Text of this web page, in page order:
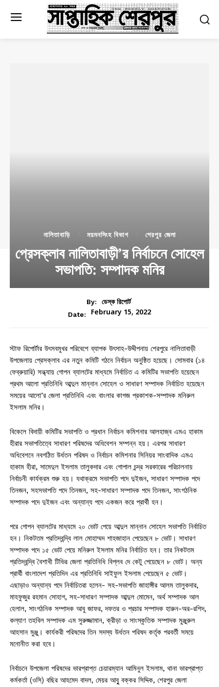
নালিতাবাড়ি ময়মনসিংহ বিভাগ শেরপুর জেলা
প্রেসক্লাব নালিতাবাড়ী’র নির্বাচনে সোহেল
সভাপতি: সম্পাদক মনির
By:
ডেস্ক রিপোর্ট
Date:
February 15, 2022
স্টাফ রিপোর্টার উৎসবমুখর পরিবেশে ব্যাপক উৎসাহ-উদ্দীপনায় শেরপুরে নালিতাবাড়ী
উপজেলায় প্রেসক্লাব এর নতুন কমিটি গঠনে নির্বাচন অনুষ্ঠিত হয়েছে। সোমবার (১৪
ফেব্রুয়ারি) সন্ধ্যায় গোপন ব্যালটের মাধ্যমে নির্বাচিত এ কমিটির সভাপতি হয়েছেন
প্রথম আলো প্রতিনিধি আব্দুল মান্নান সোহেল ও সাধারণ সম্পাদক নির্বাচিত হয়েছেন
সময়ের আলো’র জেলা প্রতিনিধি এবং বাংলার কাগজ প্রকাশক-সম্পাদক মনিরুল
ইসলাম মনির।
বিকেলে বিদায়ী কমিটির সভাপতি ও প্রধান নির্বাচন কমিশনার আলহাজ্ব এমএ হাকাম
হীরার সভাপতিত্বে সাধারণ পরিষদের অধিবেশন সম্পন্ন হয়। এরপর সাধারণ
অধিবেশনে নবগঠিত উর্ধতন পরিষদ ও নির্বাচন কমিশনার সিনিয়র সাংবাদিক এমএ
হাকাম হীরা, সামেদুল ইসলাম তালুকদার এবং গোপাল চন্দ্র সরকারের পরিচালনায়
নির্বাচনী কার্যক্রম শুরু হয়। যথাক্রমে সভাপতি পদে দুইজন, সাধারণ সম্পাদক পদে
তিনজন, সহসভাপতি পদে তিনজন, সহ-সাধারণ সম্পাদক পদে তিনজন, সাংগঠনিক
সম্পাদক পদে দুইজন এবং অন্যান্য পদে একজন করে প্রার্থী হন।
পরে গোপন ব্যালটের মাধ্যমে ২০ ভোট পেয়ে আব্দুল মান্নান সোহেল সভাপতি নির্বাচিত
হন। নিকটতম প্রতিদ্বন্দ্বি লাল মোহাম্মদ শাহজাহান পেয়েছেন ৮ ভোট। সাধারণ
সম্পাদক পদে ১৫ ভোট পেয়ে মনিরুল ইসলাম মনির নির্বাচিত হন। তার নিকটতম
প্রতিদ্বন্দ্বি বৈশাখী টিভির জেলা প্রতিনিধি বিপ্লব দে কেটু পেয়েছেন ৮ ভোট। অন্য
প্রার্থী বাংলাদেশ প্রতিদিন এর প্রতিনিধি সাইফুল ইসলাম পেয়েছেন ৫ ভোট।
এছাড়াও অন্যান্য পদে নির্বাচিতরা হলেন- সহ-সভাপতি জাহাঙ্গীর আলম তালুকদার,
মাহফুজুর রহমান সোহাগ, সহ-সাধারণ সম্পাদক আব্দুল মোমেন, অর্থ সম্পাদক আল
হেলাল, সাংগঠনিক সম্পাদক আবু জাফর, দফতর ও প্রচার সম্পাদক হারুন-অর-রশিদ,
কল্যাণ তহবিল সম্পাদক এম সুরুজ্জামান, ক্রীড়া ও সাংস্কৃতিক সম্পাদক মুঞ্জুরুল
আহসান মুঞ্জু। কার্যকরী পরিষদের তিন সদস্য উর্ধতন পরিষদ কর্তৃক পরবর্তী সময়ে
মনোনীত করা হবে।
নির্বাচনে উপজেলা পরিষদের ভারপ্রাপ্ত চেয়ারম্যান আমিনুল ইসলাম, থানা ভারপ্রাপ্ত
কর্মকর্তা (ওসি) বছির আহমেদ বাদল, মেয়র আবুৃ বক্কর সিদ্দিক, শেরপুর জেলা